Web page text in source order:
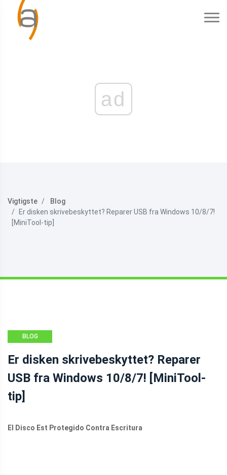
ad
Vigtigste
Blog
Er disken skrivebeskyttet? Reparer USB fra Windows 10/8/7!
[MiniTool-tip]
BLOG
Er disken skrivebeskyttet? Reparer
USB fra Windows 10/8/7! [MiniTool-
tip]
El Disco Est Protegido Contra Escritura